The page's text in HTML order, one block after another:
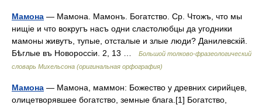
Мамона — Мамона. Мамонъ. Богатство. Ср. Чтожъ, что мы
нищіе и что вокругъ насъ одни сластолюбцы да угодники
мамоны живутъ, тупые, отсталые и злые люди? Данилевскій.
Бѣглые въ Новороссіи. 2, 13 …
Большой толково-фразеологический
словарь Михельсона (оригинальная орфография)
Мамона — Мамона, маммон: Божество у древних сирийцев,
олицетворявшее богатство, земные блага.[1] Богатство,